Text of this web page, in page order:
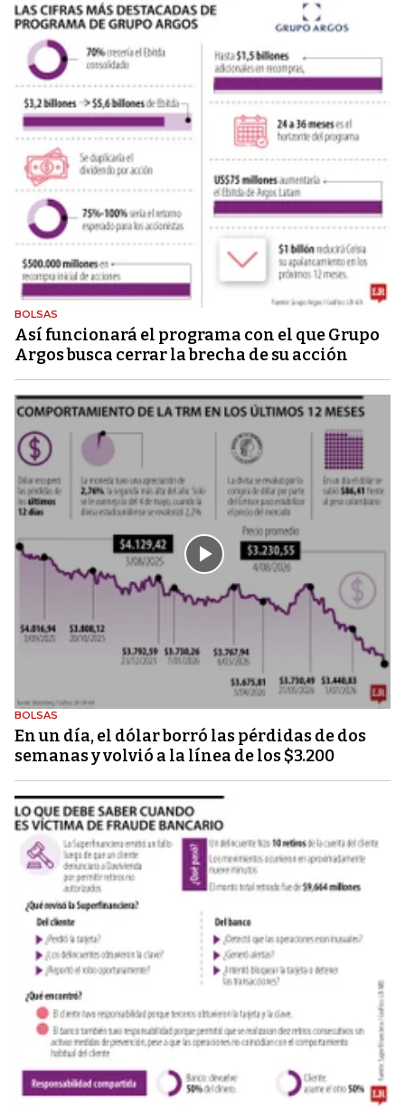
BOLSAS
Así funcionará el programa con el que Grupo
Argos busca cerrar la brecha de su acción
BOLSAS
En un día, el dólar borró las pérdidas de dos
semanas y volvió a la línea de los $3.200